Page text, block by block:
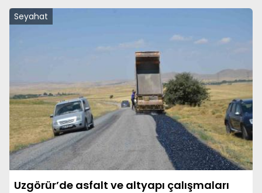
Seyahat
Uzgörür’de asfalt ve altyapı çalışmaları